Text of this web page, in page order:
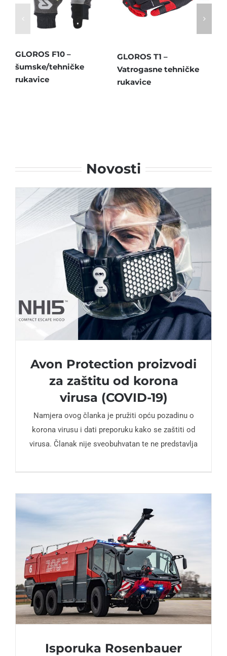
GLOROS F10 –
šumske/tehničke
rukavice
GLOROS T1 –
Vatrogasne tehničke
rukavice
Novosti
Avon Protection proizvodi
za zaštitu od korona
virusa (COVID-19)
Namjera ovog članka je pružiti opću pozadinu o
korona virusu i dati preporuku kako se zaštiti od
virusa. Članak nije sveobuhvatan te ne predstavlja
Isporuka Rosenbauer